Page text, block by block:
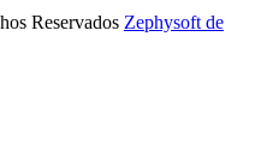
Reservados Zephysoft de